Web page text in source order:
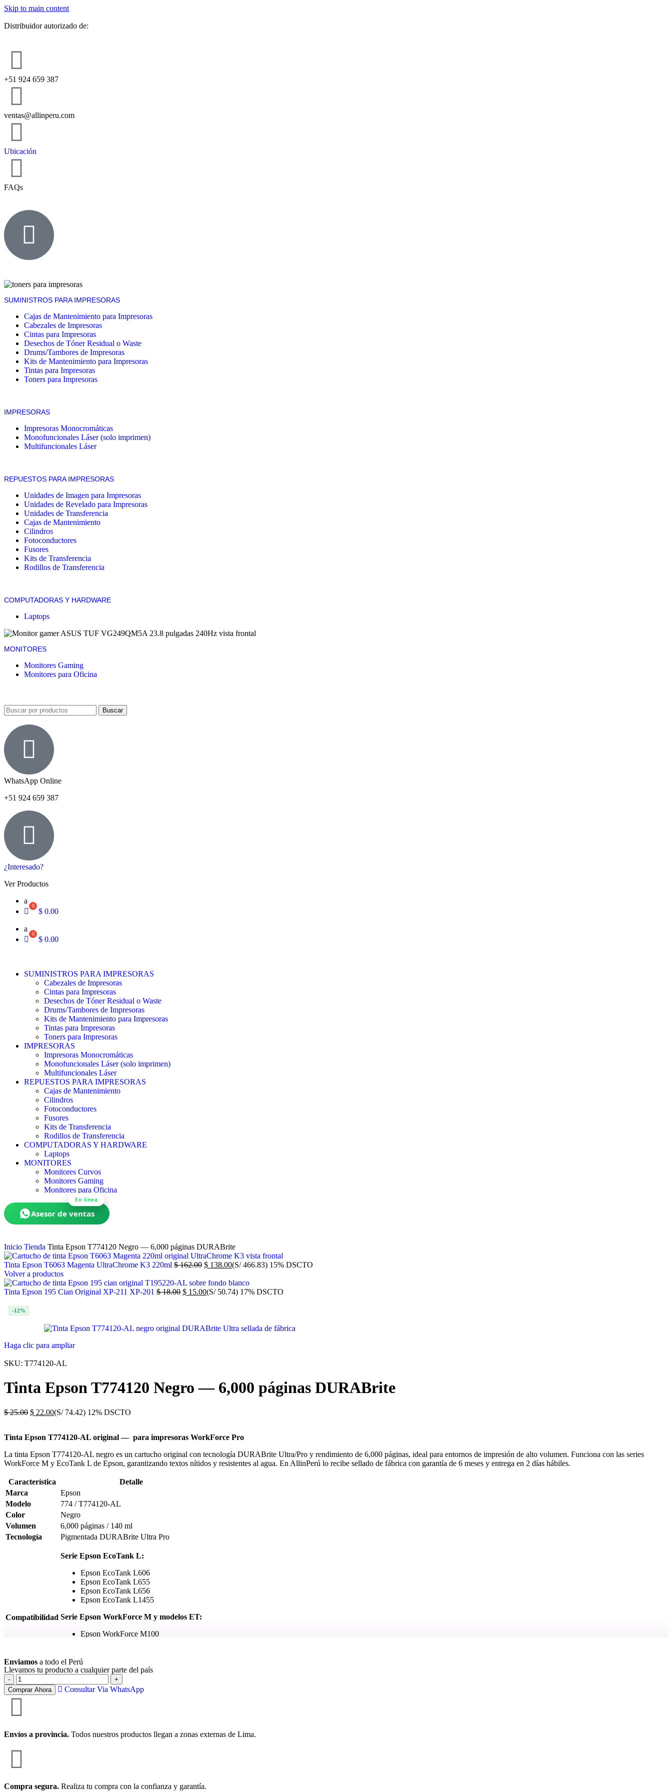
Skip to main content
Distribuidor autorizado de:
+51 924 659 387
ventas@allinperu.com
Ubicación
FAQs
SUMINISTROS PARA IMPRESORAS
Cajas de Mantenimiento para Impresoras
Cabezales de Impresoras
Cintas para Impresoras
Desechos de Tóner Residual o Waste
Drums/Tambores de Impresoras
Kits de Mantenimiento para Impresoras
Tintas para Impresoras
Toners para Impresoras
IMPRESORAS
Impresoras Monocromáticas
Monofuncionales Láser (solo imprimen)
Multifuncionales Láser
REPUESTOS PARA IMPRESORAS
Unidades de Imagen para Impresoras
Unidades de Revelado para Impresoras
Unidades de Transferencia
Cajas de Mantenimiento
Cilindros
Fotoconductores
Fusores
Kits de Transferencia
Rodillos de Transferencia
COMPUTADORAS Y HARDWARE
Laptops
MONITORES
Monitores Gaming
Monitores para Oficina
Buscar
WhatsApp Online
+51 924 659 387
¿Interesado?
Ver Productos
a
$ 0.00
a
$ 0.00
SUMINISTROS PARA IMPRESORAS
Cabezales de Impresoras
Cintas para Impresoras
Desechos de Tóner Residual o Waste
Drums/Tambores de Impresoras
Kits de Mantenimiento para Impresoras
Tintas para Impresoras
Toners para Impresoras
IMPRESORAS
Impresoras Monocromáticas
Monofuncionales Láser (solo imprimen)
Multifuncionales Láser
REPUESTOS PARA IMPRESORAS
Cajas de Mantenimiento
Cilindros
Fotoconductores
Fusores
Kits de Transferencia
Rodillos de Transferencia
COMPUTADORAS Y HARDWARE
Laptops
MONITORES
Monitores Curvos
Monitores Gaming
Monitores para Oficina
En línea
Asesor de ventas
Inicio Tienda Tinta Epson T774120 Negro — 6,000 páginas DURABrite
Tinta Epson T6063 Magenta UltraChrome K3 220ml $162.00 $ 138.00(S/ 466.83) 15% DSCTO
Volver a productos
Tinta Epson 195 Cian Original XP-211 XP-201 $18.00 $ 15.00(S/ 50.74) 17% DSCTO
-12%
Haga clic para ampliar
SKU: T774120-AL
Tinta Epson T774120 Negro — 6,000 páginas DURABrite
$25.00 $ 22.00(S/ 74.42) 12% DSCTO
Tinta Epson T774120-AL original — para impresoras WorkForce Pro
La tinta Epson T774120-AL negro es un cartucho original con tecnología DURABrite Ultra/Pro y rendimiento de 6,000 páginas, ideal para entornos de impresión de alto volumen. Funciona con las series
WorkForce M y EcoTank L de Epson, garantizando textos nítidos y resistentes al agua. En AllinPerú lo recibe sellado de fábrica con garantía de 6 meses y entrega en 2 días hábiles.
Característica
Detalle
Marca
Epson
Modelo
774 / T774120-AL
Color
Negro
Volumen
6,000 páginas / 140 ml
Tecnología
Pigmentada DURABrite Ultra Pro
Compatibilidad
Serie Epson EcoTank L:
Epson EcoTank L606
Epson EcoTank L655
Epson EcoTank L656
Epson EcoTank L1455
Serie Epson WorkForce M y modelos ET:
Epson WorkForce M100
Epson WorkForce M205
Epson ET-4550
Epson ET-16500
Condición
Enviamos a todo el Perú
Llevamos tu producto a cualquier parte del país
Comprar Ahora Consultar Via WhatsApp
Envíos a provincia. Todos nuestros productos llegan a zonas externas de Lima.
Compra segura. Realiza tu compra con la confianza y garantía.